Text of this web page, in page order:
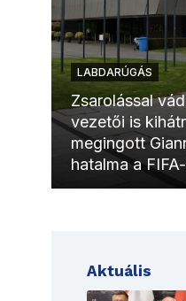
LABDARÚGÁS
Zsarolással
vezetői is
megingott
hatalma a
Aktuális